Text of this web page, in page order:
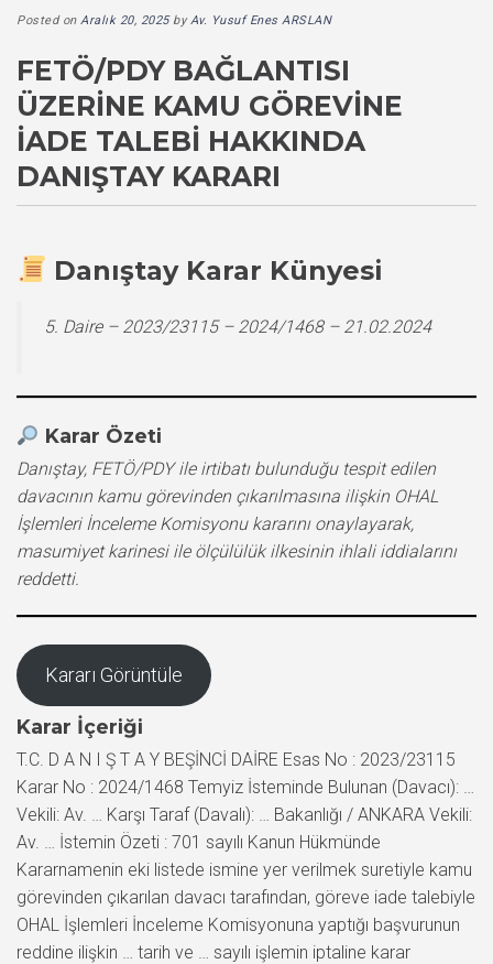
Posted on Aralık 20, 2025byAv. Yusuf Enes ARSLAN
FETÖ/PDY BAĞLANTISI
ÜZERINE KAMU GÖREVINE
İADE TALEBI HAKKINDA
DANIŞTAY KARARI
Danıştay Karar Künyesi
5. Daire – 2023/23115 – 2024/1468 – 21.02.2024
Karar Özeti
Danıştay, FETÖ/PDY ile irtibatı bulunduğu tespit edilen
davacının kamu görevinden çıkarılmasına ilişkin OHAL
İşlemleri İnceleme Komisyonu kararını onaylayarak,
masumiyet karinesi ile ölçülülük ilkesinin ihlali iddialarını
reddetti.
Kararı Görüntüle
Karar İçeriği
T.C. D A N I Ş T A Y BEŞİNCİ DAİRE Esas No : 2023/23115
Karar No : 2024/1468 Temyiz İsteminde Bulunan (Davacı): …
Vekili: Av. … Karşı Taraf (Davalı): … Bakanlığı / ANKARA Vekili:
Av. … İstemin Özeti : 701 sayılı Kanun Hükmünde
Kararnamenin eki listede ismine yer verilmek suretiyle kamu
görevinden çıkarılan davacı tarafından, göreve iade talebiyle
OHAL İşlemleri İnceleme Komisyonuna yaptığı başvurunun
reddine ilişkin … tarih ve … sayılı işlemin iptaline karar